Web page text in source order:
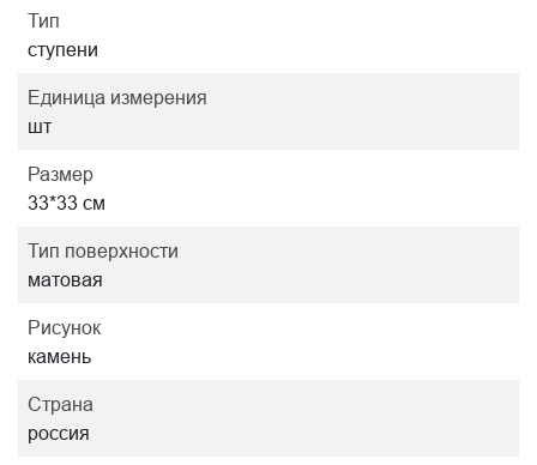
Тип
ступени
Единица измерения
шт
Размер
33*33 см
Тип поверхности
матовая
Рисунок
камень
Страна
россия